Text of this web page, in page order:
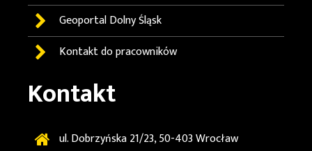
GeoportalDolny Śląsk
Kontakt do pracowników
Kontakt
ul. Dobrzyńska 21/23, 50-403 Wrocław